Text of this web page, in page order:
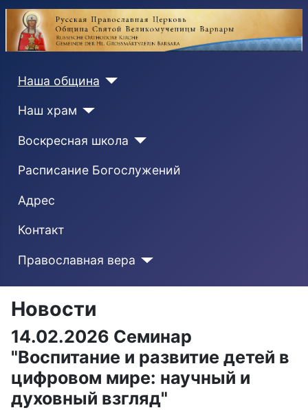
Наша община
Наш храм
Воскресная школа
Расписание Богослужений
Адрес
Контакт
Православная вера
Новости
14.02.2026 Семинар
"Воспитание и развитие детей в
цифровом мире: научный и
духовный взгляд"